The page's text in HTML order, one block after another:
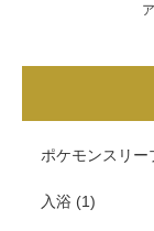
ポケモンスリー
入浴 (1)